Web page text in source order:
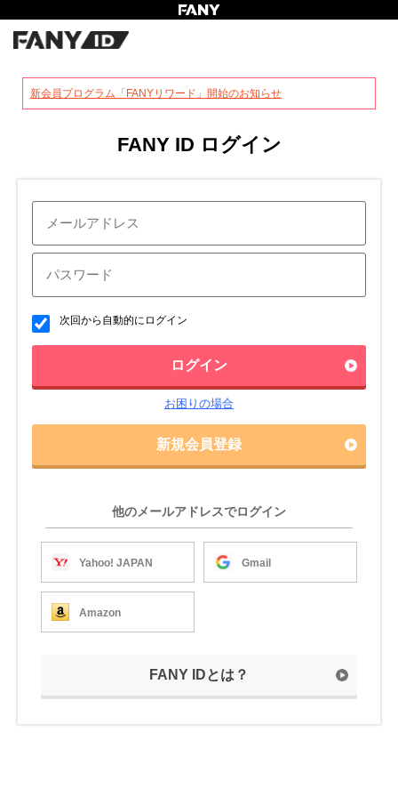
新会員プログラム「FANYリワード」開始のお知らせ
FANY ID ログイン
次回から自動的にログイン
ログイン
お困りの場合
新規会員登録
他のメールアドレスでログイン
Yahoo! JAPAN Gmail
Amazon
FANY IDとは？